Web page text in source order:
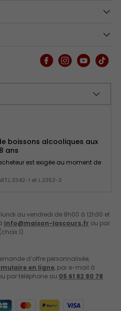
FacebookInstagram
YouTube
boissons alcooliques aux
ans
est exigée au moment de
1 et L.3353-3
au vendredi de 8h00 à 12h30 et
info@maison-lascours.fr ou par
(choix 1)
d’offre personnalisée,
en ligne, par e-mail à
par téléphone au 05 61 82 80 78
acceptés